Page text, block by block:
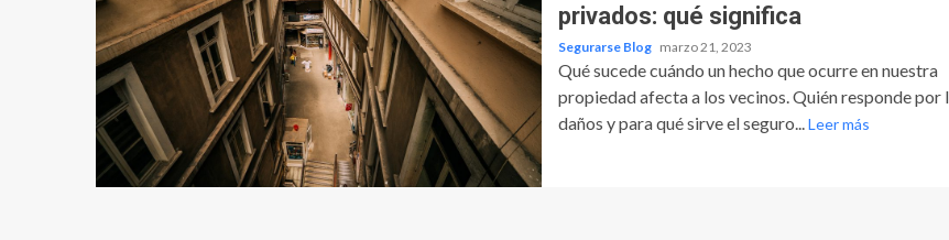
privados: qué significa
Segurarse Blog marzo 21, 2023
Qué sucede cuándo un hecho que ocurre en nuestra
propiedad afecta a los vecinos. Quién responde por
daños y para qué sirve el seguro... Leer más